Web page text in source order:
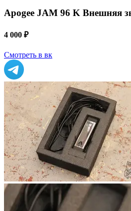
Apogee JAM 96 K Внешняя
4 000 ₽
Смотреть в вк